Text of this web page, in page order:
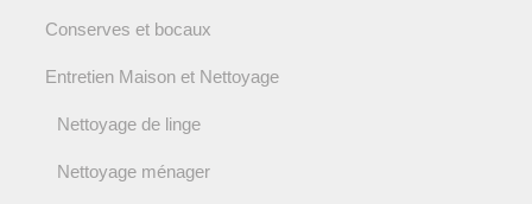
Conserves et bocaux
Entretien Maison et Nettoyage
Nettoyage de linge
Nettoyage ménager